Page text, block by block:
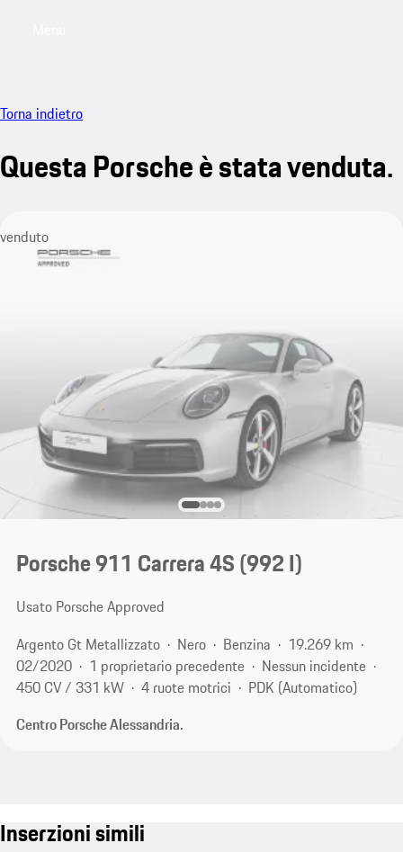
Torna indietro
Questa Porsche è stata venduta.
venduto
Porsche 911 Carrera 4S(992 I)
Usato Porsche Approved
Argento Gt Metallizzato
Nero Benzina
19.269 km
02/2020
1 proprietario precedente
Nessun incidente
450 CV / 331 kW
4 ruote motrici
PDK (Automatico)
Centro Porsche Alessandria.
Inserzioni simili